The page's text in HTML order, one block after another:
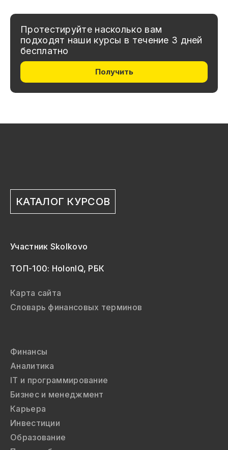
Протестируйте насколько вам
подходят наши курсы в течение 3 дней
бесплатно
Получить
КАТАЛОГ КУРСОВ
Участник Skolkovo
ТОП-100: HolonIQ, РБК
Карта сайта
Словарь финансовых терминов
Финансы
Аналитика
IT и программирование
Бизнес и менеджмент
Карьера
Инвестиции
Образование